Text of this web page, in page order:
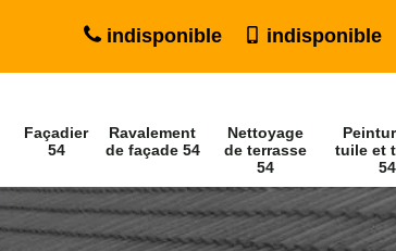
indisponible indisponible
Façadier
54
Ravalement
de façade 54
Nettoyage
de terrasse
54
tuile et
54